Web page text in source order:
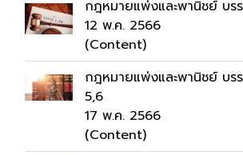
กฎหมายแพ่งและพานิชย์ บร
12 พ.ค. 2566
(Content)
กฎหมายแพ่งและพานิชย์ บ
5,6
17 พ.ค. 2566
(Content)